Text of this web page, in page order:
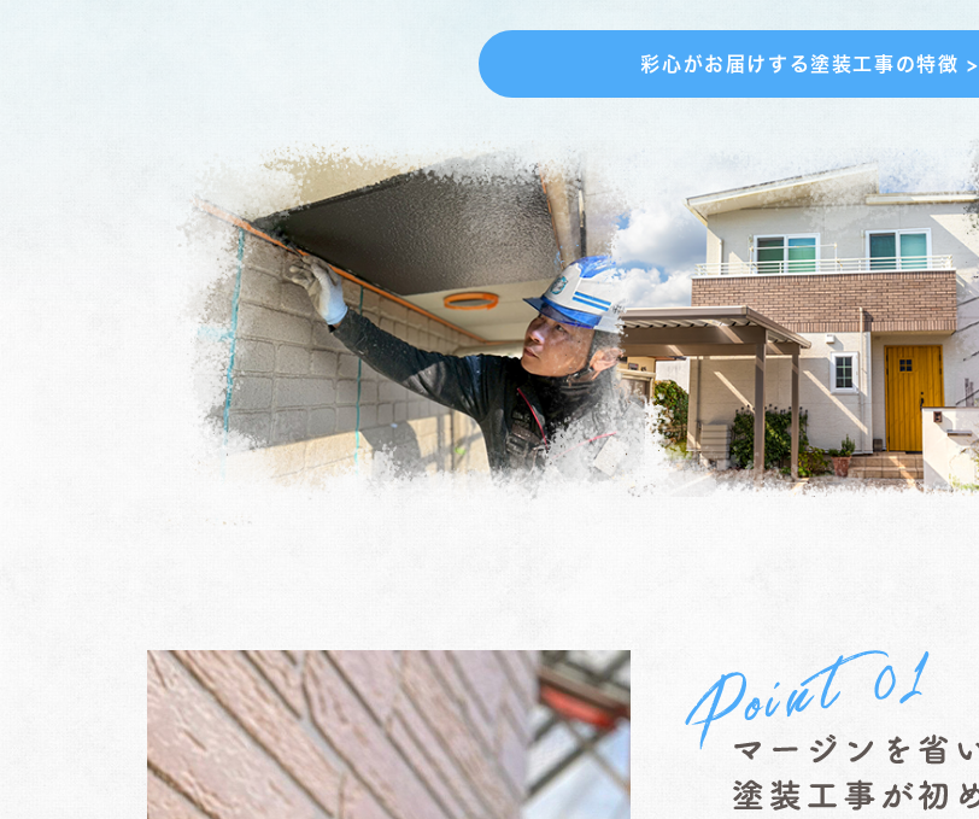
彩心がお届けする塗装工事の特徴 >